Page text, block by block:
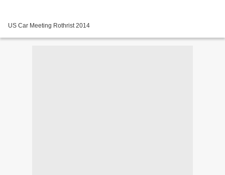
US Car Meeting Rothrist 2014